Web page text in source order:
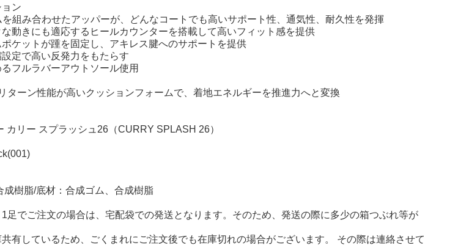
ン
組み合わせたアッパーが、どんなコートでも高いサポート性、通気性、耐久性を発揮
動きにも適応するヒールカウンターを搭載して高いフィット感を提供
ケットが踵を固定し、アキレス腱へのサポートを提供
定で高い反発力をもたらす
フルラバーアウトソール使用
ターン性能が高いクッションフォームで、着地エネルギーを推進力へと変換
カリー スプラッシュ26（CURRY SPLASH 26）
成樹脂/底材：合成ゴム、合成樹脂
足でご注文の場合は、宅配袋での発送となります。そのため、発送の際に多少の箱つぶれ等が
有しているため、ごくまれにご注文後でも在庫切れの場合がございます。 その際は連絡させて